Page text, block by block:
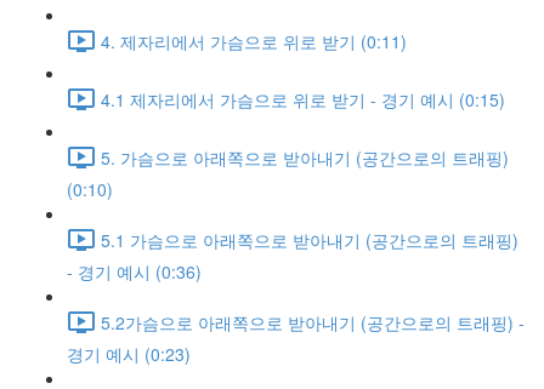
4. 제자리에서 가슴으로 위로 받기 (0:11)
4.1 제자리에서 가슴으로 위로 받기 - 경기 예시 (0:15)
5. 가슴으로 아래쪽으로 받아내기 (공간으로의 트래핑)
(0:10)
5.1 가슴으로 아래쪽으로 받아내기 (공간으로의 트래핑)
- 경기 예시 (0:36)
5.2가슴으로 아래쪽으로 받아내기 (공간으로의 트래핑) -
경기 예시 (0:23)